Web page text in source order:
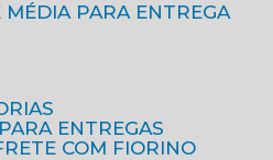
MÉDIA PARA ENTREGA
PARA ENTREGAS
COM FIORINO